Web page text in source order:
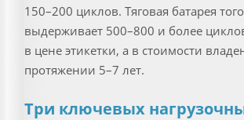
150–200 циклов. Тяговая батарея
выдерживает 500–800 и более
в цене этикетки, а в стоимости
протяжении 5–7 лет.
Три ключевых